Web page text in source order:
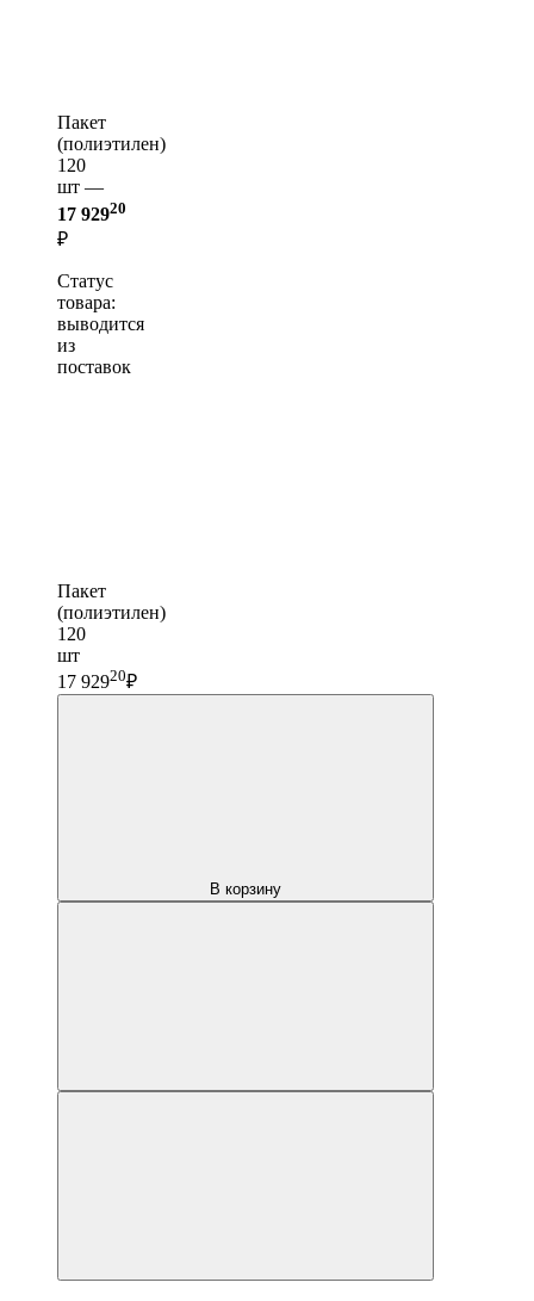
Пакет
(полиэтилен)
120
шт —
17 92920
₽
Статус
товара:
выводится
из
поставок
Пакет
(полиэтилен)
120
шт
17 92920₽
В корзину